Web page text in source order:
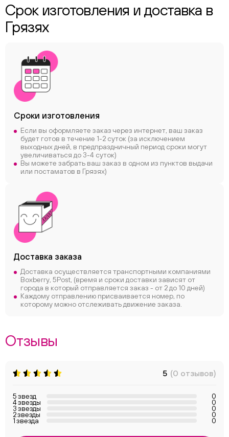
Срок изготовления и доставка в
Грязях
Сроки изготовления
Если вы оформляете заказ через интернет, ваш заказ
будет готов в течение 1-2 суток (за исключением
выходных дней, в предпраздничный период сроки могут
увеличиваться до 3-4 суток)
Вы можете забрать ваш заказ в одном из пунктов выдачи
или постаматов в Грязях)
Доставка заказа
Доставка осуществляется транспортными компаниями
Boxberry, 5Post, (время и сроки доставки зависят от
города в который отправляется заказ - от 2 до 10 дней)
Каждому отправлению присваивается номер, по
которому можно отслеживать движение заказа.
Отзывы
5 (0 отзывов)
5 звезд 0
4 звезды 0
3 звезды 0
2 звезды 0
1 звезда 0